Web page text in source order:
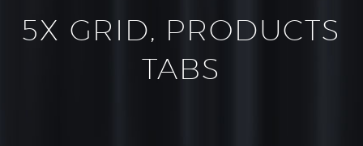
5X GRID, PRODUCTS
TABS